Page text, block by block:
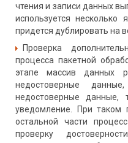
чтения и записи данных
используется несколько
придется дублировать на
Проверка
процесса пакетной
этапе массив данных
недостоверные
недостоверные данные,
уведомление. При таком
остальной части
проверку